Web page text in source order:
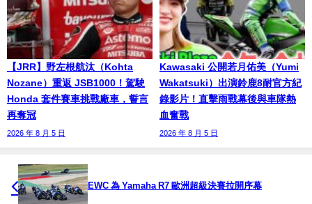
【JRR】野左根航汰（Kohta
Nozane）重返 JSB1000！駕駛
Honda 套件賽車挑戰廠車，誓言
再奪冠
2026 年 8 月 5 日
Kawasaki 公開若月佑美（Yumi
Wakatsuki）出演鈴鹿8耐官方紀
錄影片！直擊雨戰幕後與車隊熱
血奮戰
2026 年 8 月 5 日
EWC 為 Yamaha R7 歐洲超級決賽拉開序幕